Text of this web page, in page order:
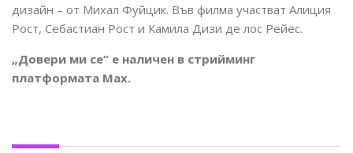
дизайн – от Михал Фуйцик. Във филма участват Алиция
Рост, Себастиан Рост и Камила Дизи де лос Рейес.
„Довери ми се“ е наличен в стрийминг
платформата Max.